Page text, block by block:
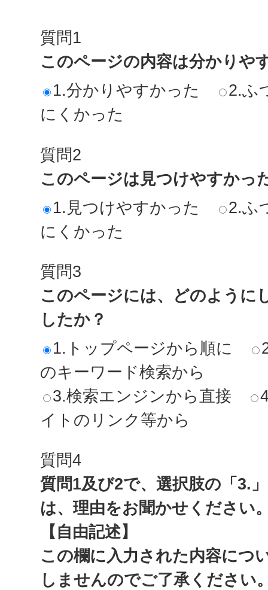
質問1
このページの内容は分かりや
1.分かりやすかった
2.ふ
にくかった
質問2
このページは見つけやすかっ
1.見つけやすかった
2.ふ
にくかった
質問3
このページには、どのように
したか？
1.トップページから順に
のキーワード検索から
3.検索エンジンから直接
イトのリンク等から
質問4
質問1及び2で、選択肢の「3.
は、理由をお聞かせください
【自由記述】
この欄に入力された内容につ
しませんのでご了承ください